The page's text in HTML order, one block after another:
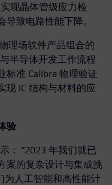
现晶体管级应力检
致电路性能下降。
理场软件产品组合的
半导体开发工作流程
标准 Calibre 物理验证
现 IC 结构与材料的应
验
： “2023 年我们就已
案的复杂设计与集成挑
为人工智能和高性能计